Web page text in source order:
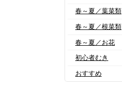
春～夏／葉菜類
春～夏／根菜類
春～夏／お花
初心者むき
おすすめ